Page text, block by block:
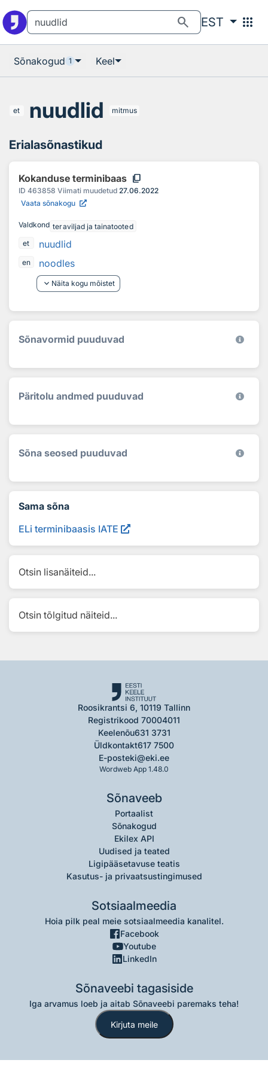
search EST apps
Sõnakogud 1 Keel
et nuudlid mitmus
Erialasõnastikud
Kokanduse terminibaas content_copy
ID 463858 Viimati muudetud 27.06.2022
Vaata sõnakogu
Valdkond teraviljad ja tainatooted
et
nuudlid
en
noodles
keyboard_arrow_down Näita kogu mõistet
Sõnavormid puuduvad
Päritolu andmed puuduvad
Sõna seosed puuduvad
Sama sõna
ELi terminibaasis IATE
Otsin lisanäiteid...
Otsin tõlgitud näiteid...
Roosikrantsi 6, 10119 Tallinn
Registrikood 70004011
Keelenõu631 3731
Üldkontakt617 7500
E-posteki@eki.ee
Wordweb App 1.48.0
Sõnaveeb
Portaalist
Sõnakogud
Ekilex API
Uudised ja teated
Ligipääsetavuse teatis
Kasutus- ja privaatsustingimused
Sotsiaalmeedia
Hoia pilk peal meie sotsiaalmeedia kanalitel.
Facebook
Youtube
LinkedIn
Sõnaveebi tagasiside
Iga arvamus loeb ja aitab Sõnaveebi paremaks teha!
Kirjuta meile